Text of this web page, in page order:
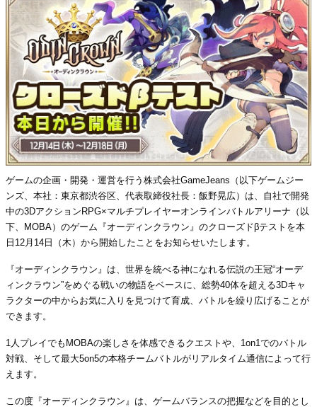
ゲームの企画・開発・運営を行う株式会社GameJeans（以下ゲームジー
ンズ、本社：東京都渋谷区、代表取締役社長：飯野晃広）は、自社で開発
中の3DアクションRPG×マルチプレイヤーオンラインバトルアリーナ（以
下、MOBA）のゲーム『オーディンクラウン』のクローズドβテストを本
日12月14日（木）から開始したことをお知らせいたします。
『オーディンクラウン』は、世界を統べる神になれる伝説の王冠“オーデ
ィンクラウン”をめぐる戦いの物語をベースに、総勢40体を超える3Dキャ
ラクターの中からお気に入りを見つけて育成、バトルを繰り広げることが
できます。
1人プレイでもMOBAの楽しさを体感できるクエストや、1on1でのバトル
対戦、そして最大5on5の本格チームバトルがリアルタイム通信によって行
えます。
この度『オーディンクラウン』は、ゲームバランスの把握などを目的とし